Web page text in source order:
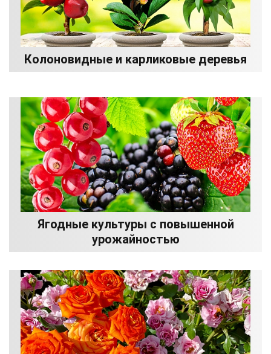
Колоновидные и карликовые деревья
Ягодные культуры с повышенной
урожайностью